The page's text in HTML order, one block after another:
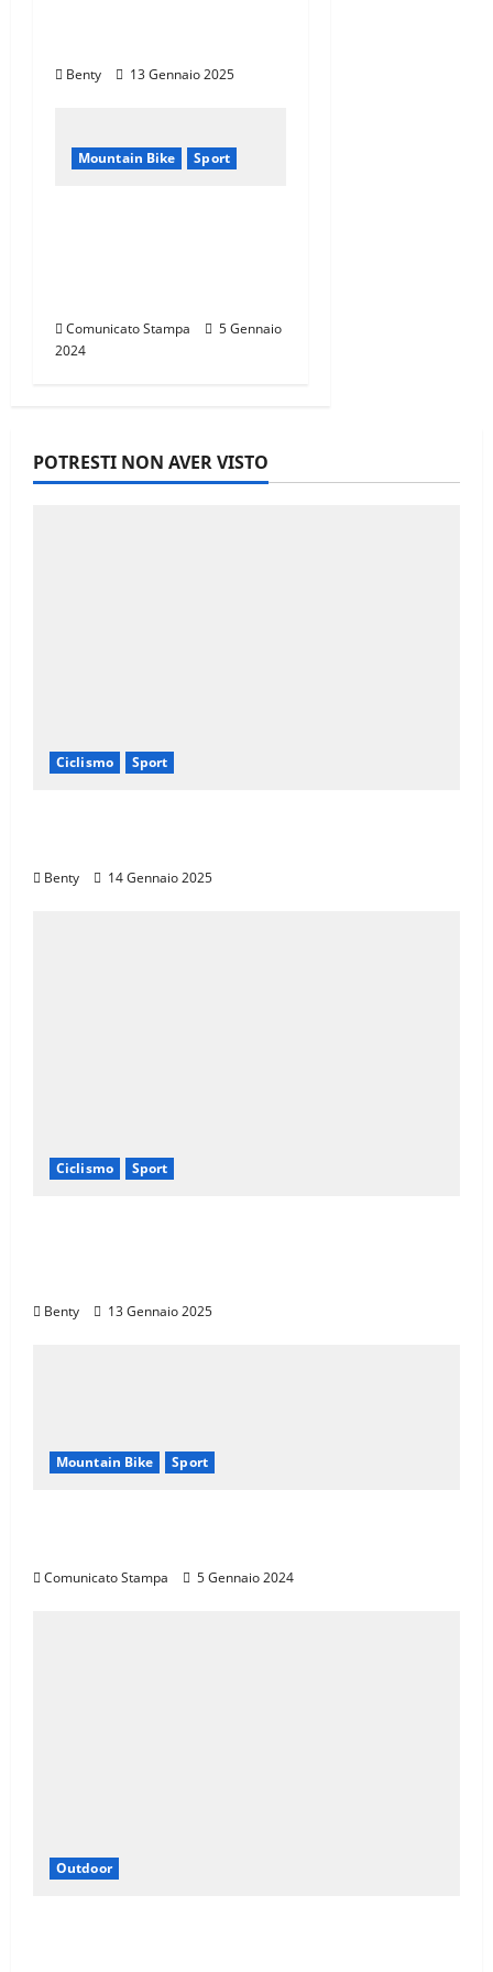
Benty 13 Gennaio 2025
Mountain Bike Sport
Comunicato Stampa
5 Gennaio
2024
POTRESTI NON AVER VISTO
Ciclismo Sport
Benty 14 Gennaio 2025
Ciclismo Sport
Benty 13 Gennaio 2025
Mountain Bike Sport
Comunicato Stampa 5 Gennaio 2024
Outdoor